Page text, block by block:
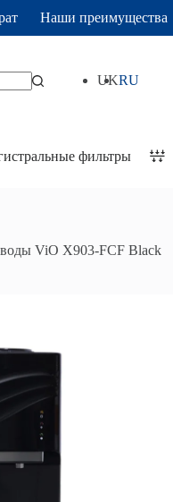
Наши преимущества
UKRU
фильтры
ViO X903-FCF Black